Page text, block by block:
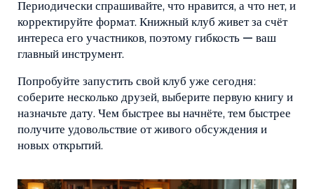
Периодически спрашивайте, что нравится, а что нет, и
корректируйте формат. Книжный клуб живет за счёт
интереса его участников, поэтому гибкость — ваш
главный инструмент.
Попробуйте запустить свой клуб уже сегодня:
соберите несколько друзей, выберите первую книгу и
назначьте дату. Чем быстрее вы начнёте, тем быстрее
получите удовольствие от живого обсуждения и
новых открытий.